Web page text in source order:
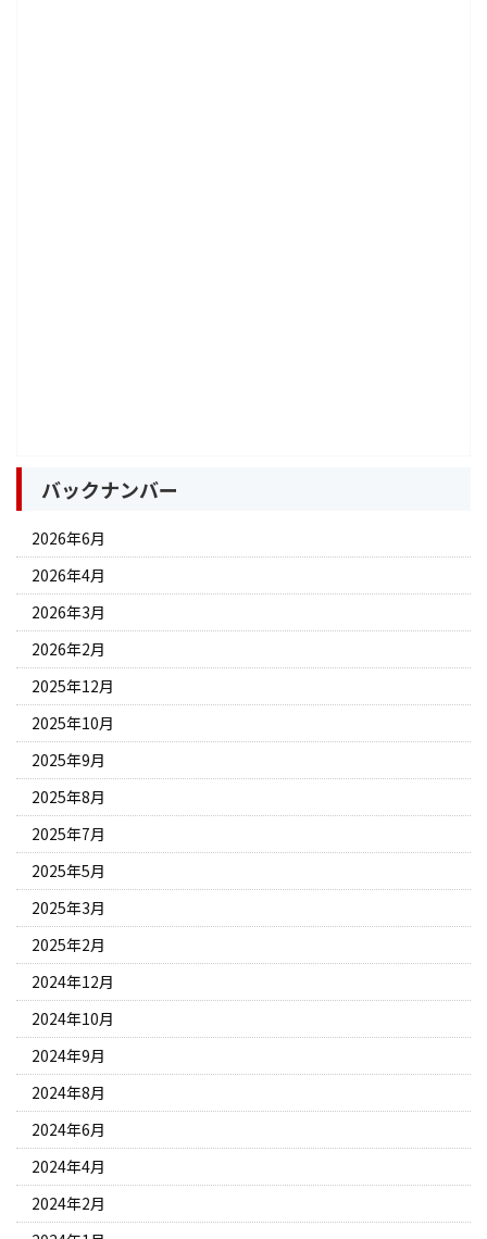
バックナンバー
2026年6月
2026年4月
2026年3月
2026年2月
2025年12月
2025年10月
2025年9月
2025年8月
2025年7月
2025年5月
2025年3月
2025年2月
2024年12月
2024年10月
2024年9月
2024年8月
2024年6月
2024年4月
2024年2月